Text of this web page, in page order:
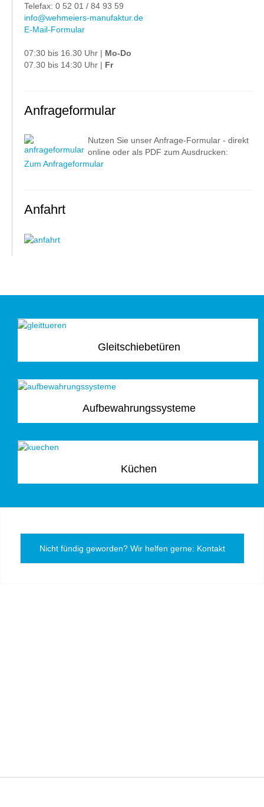
Telefax: 0 52 01 / 84 93 59
info@wehmeiers-manufaktur.de
E-Mail-Formular
07:30 bis 16.30 Uhr | Mo-Do
07.30 bis 14:30 Uhr | Fr
Anfrageformular
Nutzen Sie unser Anfrage-Formular - direkt
online oder als PDF zum Ausdrucken:
Zum Anfrageformular
Anfahrt
Gleitschiebetüren
Aufbewahrungssysteme
Küchen
Nicht fündig geworden? Wir helfen gerne: Kontakt